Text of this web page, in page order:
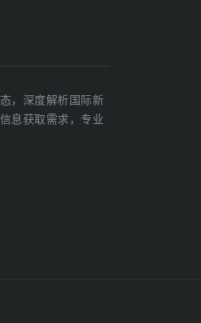
，深度解析国际新
息获取需求，专业